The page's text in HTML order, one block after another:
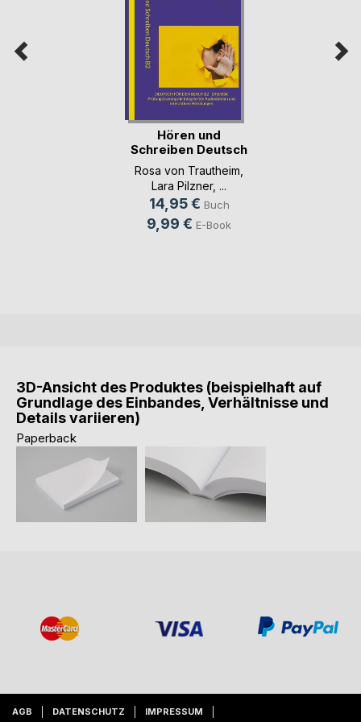
Hören und
Schreiben Deutsch
für de(...)
Rosa von Trautheim
Lara Pilzner, ...
14,95 € Buch
9,99 € E-Book
3D-Ansicht des Produktes (beispielhaft auf
Grundlage des Einbandes, Verhältnisse und
Details variieren)
Paperback
AGB DATENSCHUTZ IMPRESSUM